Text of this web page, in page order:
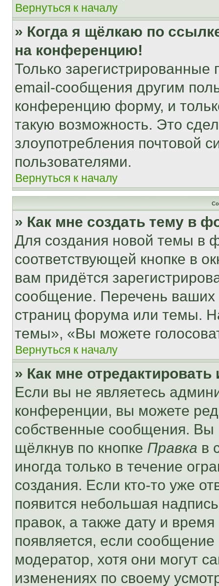
Вернуться к началу
» Когда я щёлкаю по
на конференцию!
Только зарегистрированные
email-сообщения другим
конференцию форму, и
такую возможность. Это
злоупотребления почтовой
пользователями.
Вернуться к началу
» Как мне создать тему в
Для создания новой темы в
соответствующей кнопке в
вам придётся
сообщение. Перечень ваших
страниц форума или темы.
темы», «Вы можете
Вернуться к началу
» Как мне
Если вы не являетесь
конференции, вы можете
собственные сообщения. Вы
щёлкнув по кнопке Правка в
иногда только в течение
создания. Если кто-то уже
появится небольшая
правок, а также дату и
появляется, если
модератор, хотя они могут
изменениях по своему